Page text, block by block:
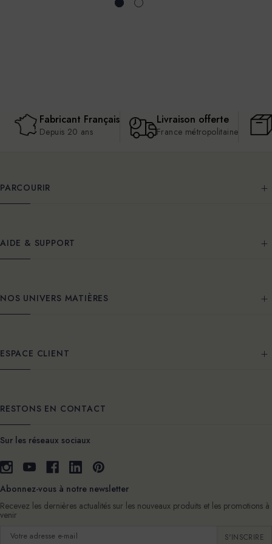
Fabricant Français
Depuis 20 ans
Livraison offerte
France métropolitaine
PARCOURIR
AIDE & SUPPORT
NOS UNIVERS MATIÈRES
ESPACE CLIENT
RESTONS EN CONTACT
Sur les réseaux sociaux
Abonnez-vous à notre newsletter
Recevez les dernières actualités sur les nouveaux produits et les promotions à
venir
Adresse